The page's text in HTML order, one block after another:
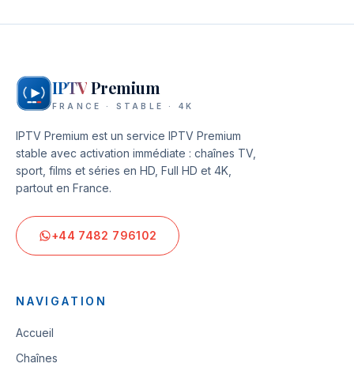
IPTVPremium
FRANCE · STABLE · 4K
IPTV Premium est un service IPTV Premium
stable avec activation immédiate : chaînes TV,
sport, films et séries en HD, Full HD et 4K,
partout en France.
+44 7482 796102
NAVIGATION
Accueil
Chaînes